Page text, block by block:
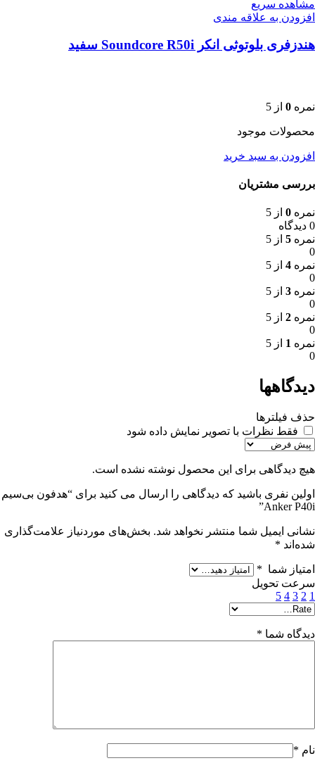
مشاهده سریع
افزودن به علاقه مندی
هندزفری بلوتوثی انکر Soundcore R50i سفید
نمره 0 از 5
محصولات موجود
افزودن به سبد خرید
بررسی مشتریان
نمره 0 از 5
0 دیدگاه
نمره 5 از 5
0
نمره 4 از 5
0
نمره 3 از 5
0
نمره 2 از 5
0
نمره 1 از 5
0
دیدگاهها
حذف فیلترها
فقط نظرات با تصویر نمایش داده شود
هیچ دیدگاهی برای این محصول نوشته نشده است.
اولین نفری باشید که دیدگاهی را ارسال می کنید برای “هدفون بی‌سیم
Anker P40i”
نشانی ایمیل شما منتشر نخواهد شد. بخش‌های موردنیاز علامت‌گذاری
شده‌اند *
امتیاز شما *
سرعت تحویل
1
2
3
4
5
دیدگاه شما *
نام *